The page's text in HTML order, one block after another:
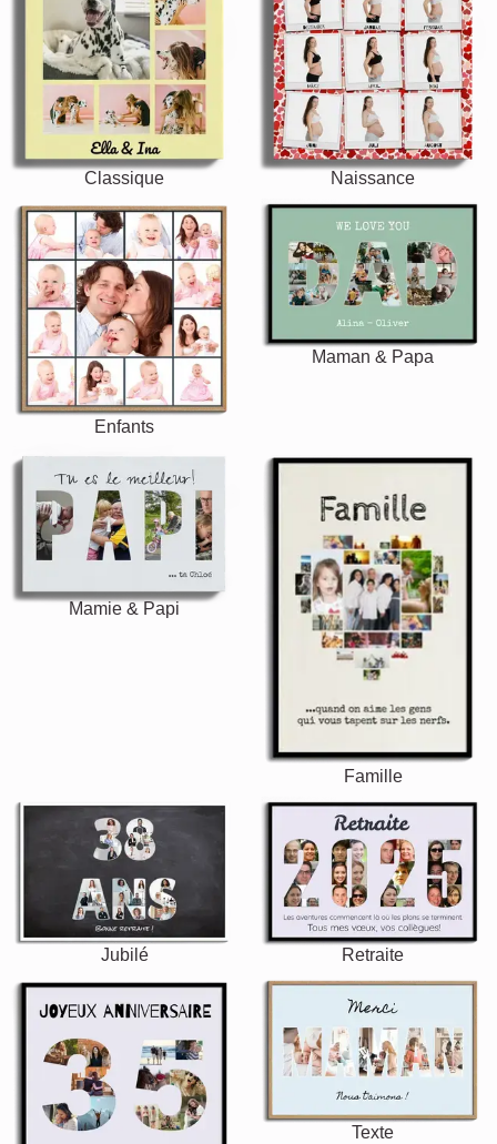
Classique Naissance
Enfants
Maman & Papa
Mamie & Papi
Famille
Jubilé Retraite
Texte